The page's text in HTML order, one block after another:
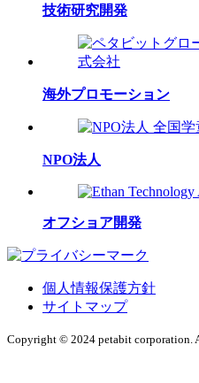
技術研究開発
海外プロモーション
NPO法人
オフショア開発
個人情報保護方針
サイトマップ
Copyright © 2024 petabit corporation.